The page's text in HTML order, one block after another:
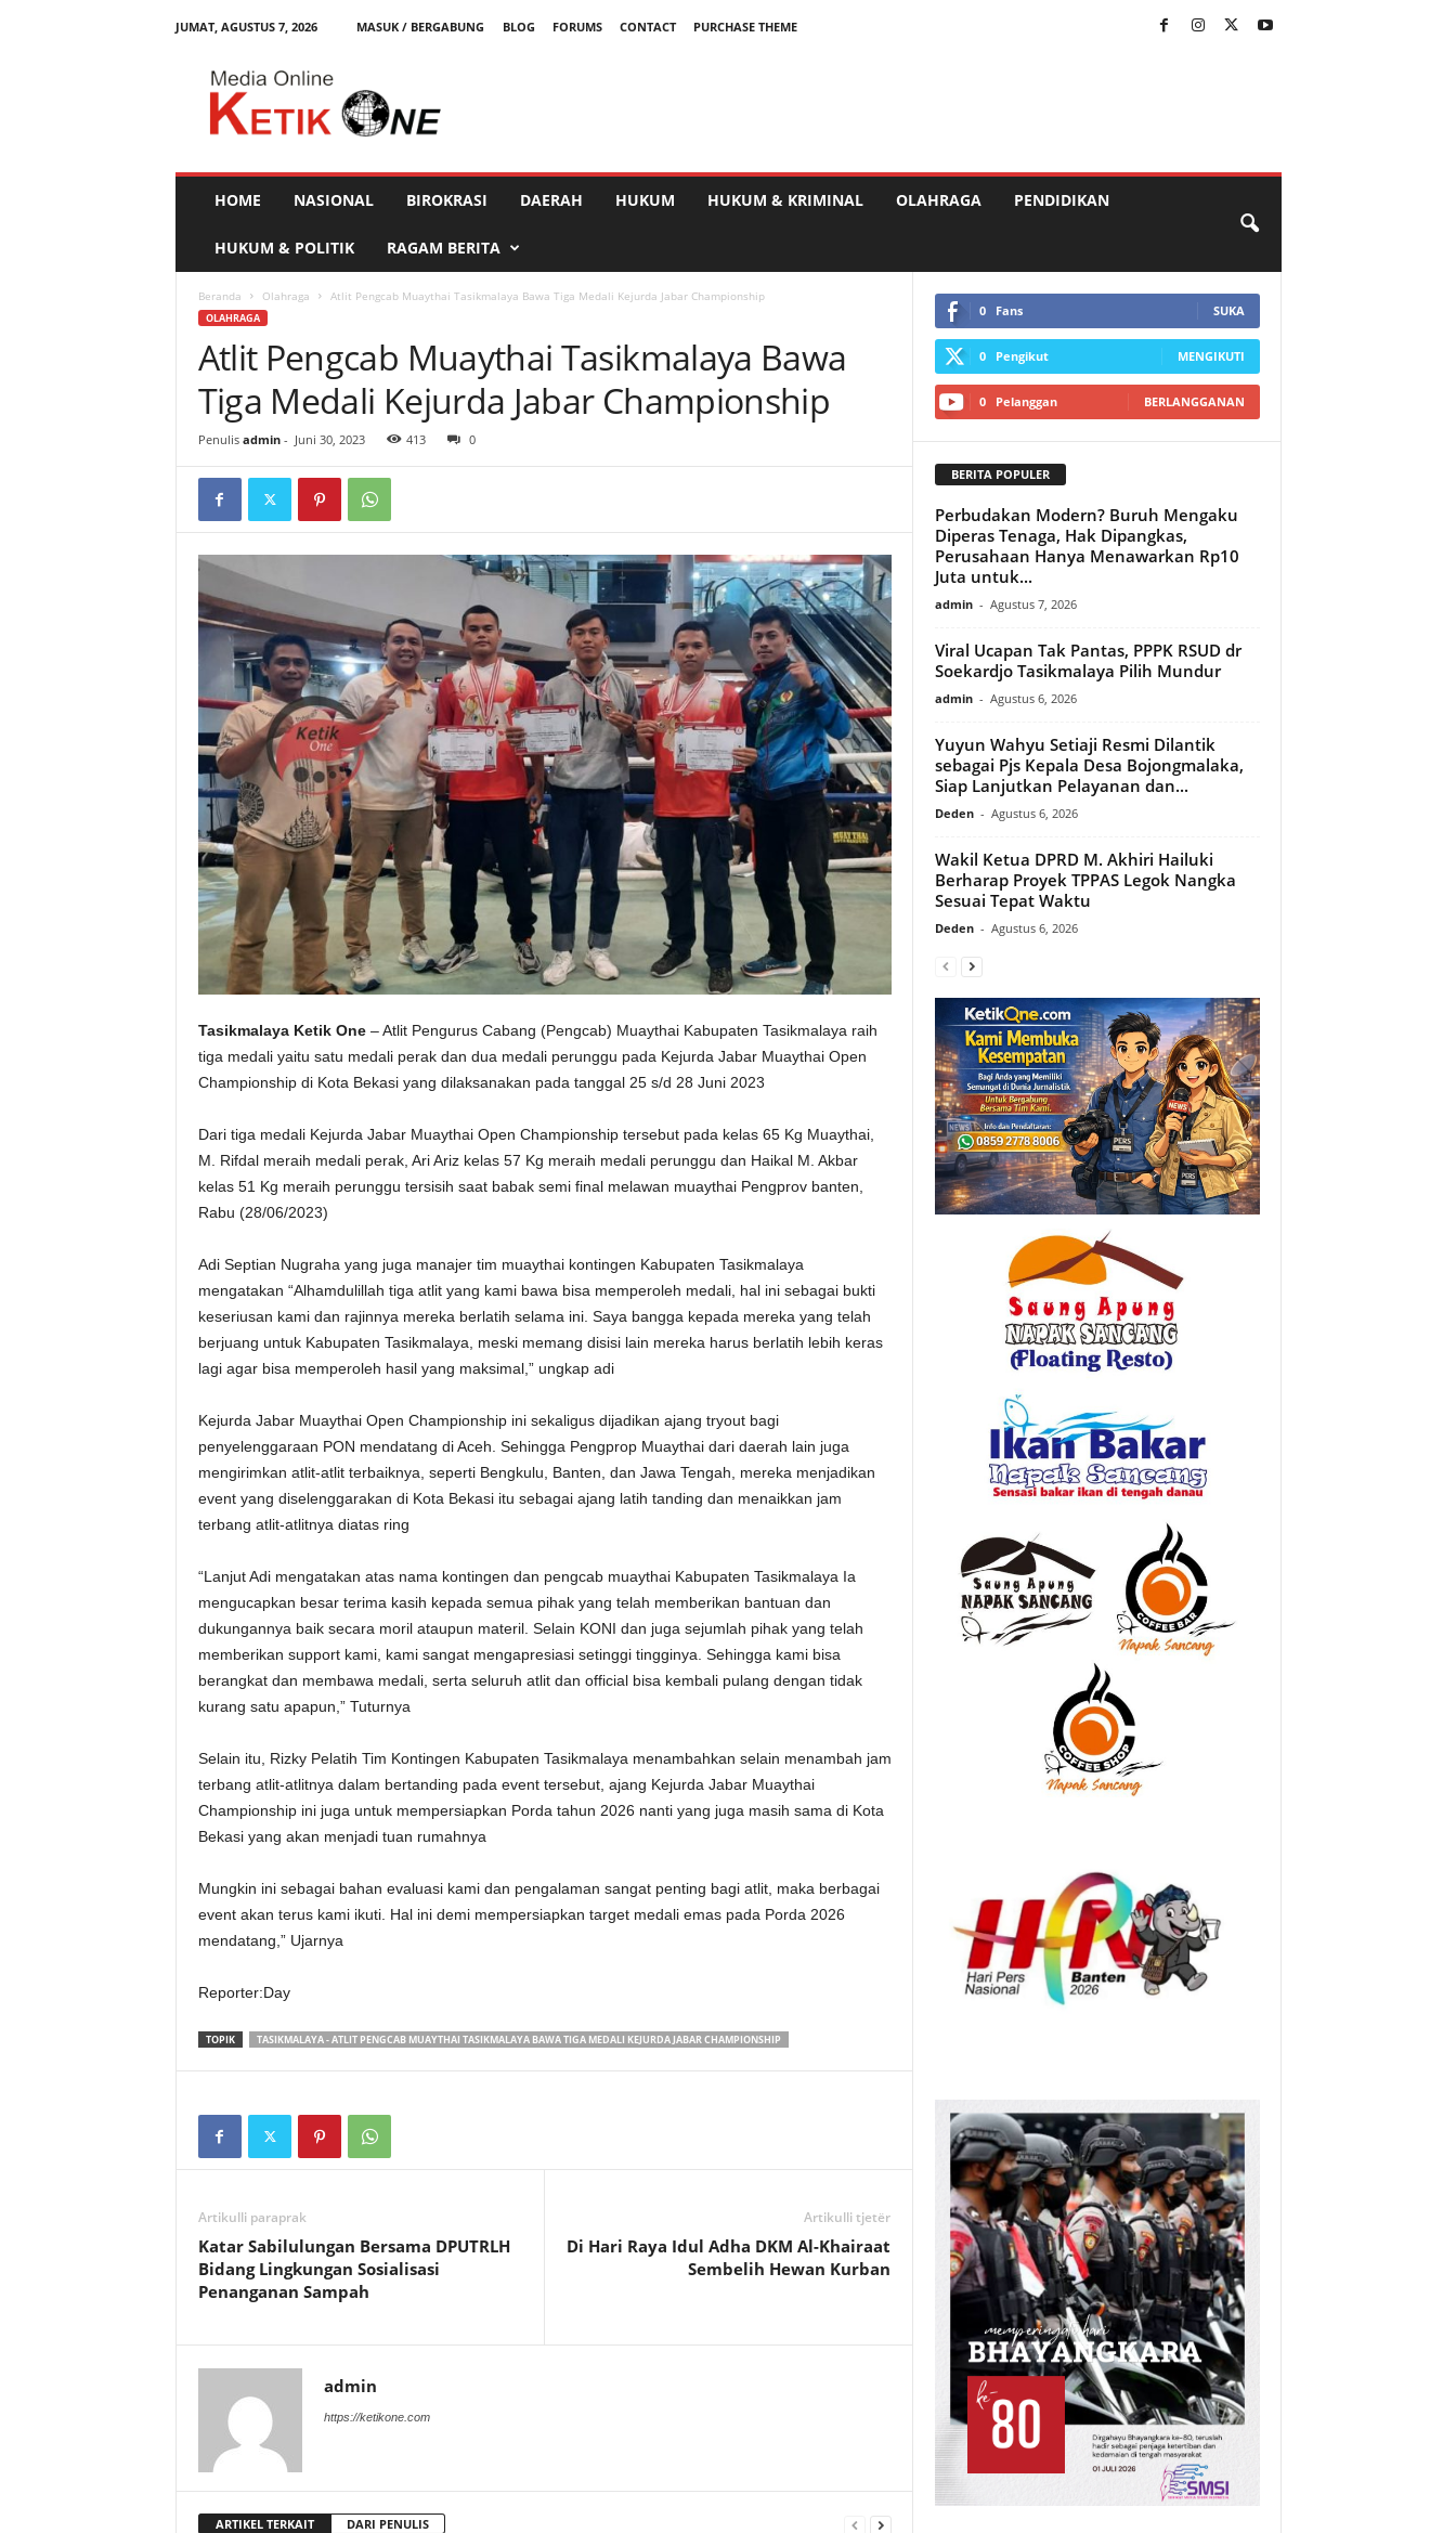
JUMAT, AGUSTUS 7, 2026 MASUK / BERGABUNG BLOG FORUMS CONTACT
PURCHASE THEME
HOME NASIONAL BIROKRASI DAERAH HUKUM HUKUM & KRIMINAL OLAHRAGA PENDIDIKAN
HUKUM & POLITIK RAGAM BERITA
Beranda Olahraga Atlit Pengcab Muaythai Tasikmalaya Bawa Tiga Medali Kejurda Jabar Championship
OLAHRAGA
Atlit Pengcab Muaythai Tasikmalaya Bawa
Tiga Medali Kejurda Jabar Championship
Penulis admin- Juni 30, 2023 413 0
Tasikmalaya Ketik One– Atlit Pengurus Cabang (Pengcab) Muaythai Kabupaten Tasikmalaya raih
tiga medali yaitu satu medali perak dan dua medali perunggu pada Kejurda Jabar Muaythai Open
Championship di Kota Bekasi yang dilaksanakan pada tanggal 25 s/d 28 Juni 2023
Dari tiga medali Kejurda Jabar Muaythai Open Championship tersebut pada kelas 65 Kg Muaythai,
M. Rifdal meraih medali perak, Ari Ariz kelas 57 Kg meraih medali perunggu dan Haikal M. Akbar
kelas 51 Kg meraih perunggu tersisih saat babak semi final melawan muaythai Pengprov banten,
Rabu (28/06/2023)
Adi Septian Nugraha yang juga manajer tim muaythai kontingen Kabupaten Tasikmalaya
mengatakan “Alhamdulillah tiga atlit yang kami bawa bisa memperoleh medali, hal ini sebagai bukti
keseriusan kami dan rajinnya mereka berlatih selama ini. Saya bangga kepada mereka yang telah
berjuang untuk Kabupaten Tasikmalaya, meski memang disisi lain mereka harus berlatih lebih keras
lagi agar bisa memperoleh hasil yang maksimal,” ungkap adi
Kejurda Jabar Muaythai Open Championship ini sekaligus dijadikan ajang tryout bagi
penyelenggaraan PON mendatang di Aceh. Sehingga Pengprop Muaythai dari daerah lain juga
mengirimkan atlit-atlit terbaiknya, seperti Bengkulu, Banten, dan Jawa Tengah, mereka menjadikan
event yang diselenggarakan di Kota Bekasi itu sebagai ajang latih tanding dan menaikkan jam
terbang atlit-atlitnya diatas ring
“Lanjut Adi mengatakan atas nama kontingen dan pengcab muaythai Kabupaten Tasikmalaya Ia
mengucapkan besar terima kasih kepada semua pihak yang telah memberikan bantuan dan
dukungannya baik secara moril ataupun materil. Selain KONI dan juga sejumlah pihak yang telah
memberikan support kami, kami sangat mengapresiasi setinggi tingginya. Sehingga kami bisa
berangkat dan membawa medali, serta seluruh atlit dan official bisa kembali pulang dengan tidak
kurang satu apapun,” Tuturnya
Selain itu, Rizky Pelatih Tim Kontingen Kabupaten Tasikmalaya menambahkan selain menambah jam
terbang atlit-atlitnya dalam bertanding pada event tersebut, ajang Kejurda Jabar Muaythai
Championship ini juga untuk mempersiapkan Porda tahun 2026 nanti yang juga masih sama di Kota
Bekasi yang akan menjadi tuan rumahnya
Mungkin ini sebagai bahan evaluasi kami dan pengalaman sangat penting bagi atlit, maka berbagai
event akan terus kami ikuti. Hal ini demi mempersiapkan target medali emas pada Porda 2026
mendatang,” Ujarnya
Reporter:Day
TOPIK TASIKMALAYA - ATLIT PENGCAB MUAYTHAI TASIKMALAYA BAWA TIGA MEDALI KEJURDA JABAR CHAMPIONSHIP
Artikulli paraprak
Katar Sabilulungan Bersama DPUTRLH
Bidang Lingkungan Sosialisasi
Penanganan Sampah
Artikulli tjetër
Di Hari Raya Idul Adha DKM Al-Khairaat
Sembelih Hewan Kurban
admin
https://ketikone.com
ARTIKEL TERKAIT DARI PENULIS
0 Fans SUKA
0 Pengikut MENGIKUTI
0 Pelanggan BERLANGGANAN
BERITA POPULER
Perbudakan Modern? Buruh Mengaku
Diperas Tenaga, Hak Dipangkas,
Perusahaan Hanya Menawarkan Rp10
Juta untuk...
admin - Agustus 7, 2026
Viral Ucapan Tak Pantas, PPPK RSUD dr
Soekardjo Tasikmalaya Pilih Mundur
admin - Agustus 6, 2026
Yuyun Wahyu Setiaji Resmi Dilantik
sebagai Pjs Kepala Desa Bojongmalaka,
Siap Lanjutkan Pelayanan dan...
Deden - Agustus 6, 2026
Wakil Ketua DPRD M. Akhiri Hailuki
Berharap Proyek TPPAS Legok Nangka
Sesuai Tepat Waktu
Deden - Agustus 6, 2026